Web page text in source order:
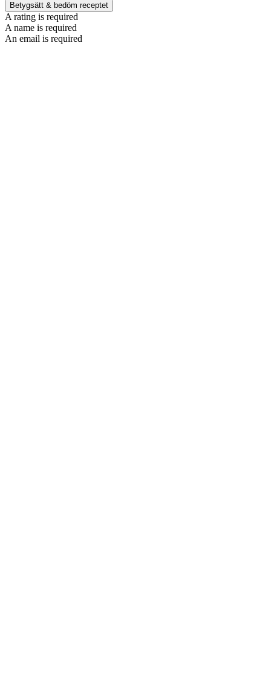
Betygsätt & bedöm receptet
A rating is required
A name is required
An email is required